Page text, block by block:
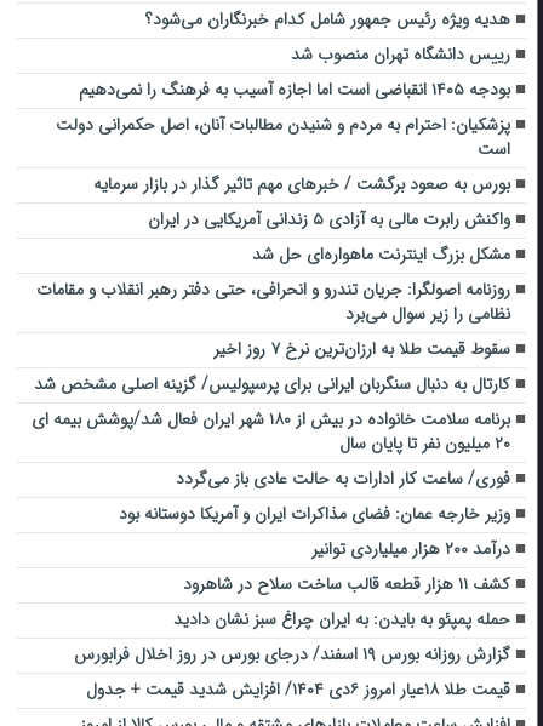
هدیه ویژه رئیس جمهور شامل کدام خبرنگاران می‌شود؟
رییس دانشگاه تهران منصوب شد
بودجه ۱۴۰۵ انقباضی است اما اجازه آسیب به فرهنگ را نمی‌دهیم
پزشکیان: احترام به مردم و شنیدن مطالبات آنان، اصل حکمرانی دولت
است
بورس به صعود برگشت / خبرهای مهم تاثیر گذار در بازار سرمایه
واکنش رابرت مالی به آزادی ۵ زندانی آمریکایی در ایران
مشکل بزرگ اینترنت ماهواره‌ای حل شد
روزنامه اصولگرا: جریان تندرو و انحرافی، حتی دفتر رهبر انقلاب و مقامات
نظامی را زیر سوال می‌برد
سقوط قیمت طلا به ارزان‌ترین نرخ ۷ روز اخیر
کارتال به دنبال سنگربان ایرانی برای پرسپولیس/ گزینه اصلی مشخص شد
برنامه سلامت خانواده در بیش از ۱۸۰ شهر ایران فعال شد/پوشش بیمه ای
۲۰ میلیون نفر تا پایان سال
فوری/ ساعت کار ادارات به حالت عادی باز می‌گردد
وزیر خارجه عمان: فضای مذاکرات ایران و آمریکا دوستانه بود
درآمد ۲۰۰ هزار میلیاردی توانیر
کشف ۱۱ هزار قطعه قالب ساخت سلاح در شاهرود
حمله پمپئو به بایدن: به ایران چراغ سبز نشان دادید
گزارش روزانه بورس ۱۹ اسفند/ درجای بورس در روز اخلال فرابورس
قیمت طلا ۱۸عیار امروز ۶دی ۱۴۰۴/ افزایش شدید قیمت + جدول